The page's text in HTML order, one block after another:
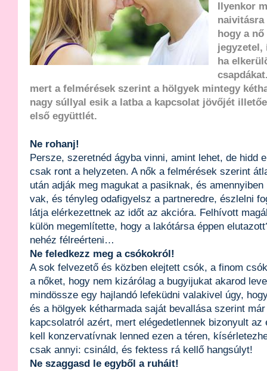
Ilyenkor
naivitásra
hogy a
jegyzetel,
ha
mert a felmérések szerint a hölgyek mintegy
nagy súllyal esik a latba a kapcsolat jövőjét
első együttlét.
Ne rohanj!
Persze, szeretnéd ágyba vinni, amint lehet, de hidd
csak ront a helyzeten. A nők a felmérések szerint
után adják meg magukat a pasiknak, és
vak, és tényleg odafigyelsz a partneredre, észlelni
látja elérkezettnek az időt az akcióra. Felhívott
külön megemlítette, hogy a lakótársa éppen
nehéz félreérteni…
Ne feledkezz meg a csókokról!
A sok felvezető és közben elejtett csók, a finom
a nőket, hogy nem kizárólag a bugyijukat akarod
mindössze egy hajlandó lefeküdni valakivel úgy,
és a hölgyek kétharmada saját bevallása szerint
kapcsolatról azért, mert elégedetlennek bizonyult
kell konzervatívnak lenned ezen a téren,
csak annyi: csináld, és fektess rá kellő hangsúlyt!
Ne szaggasd le egyből a ruháit!